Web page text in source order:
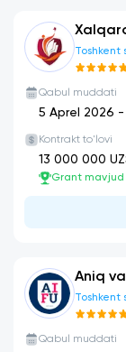
Toshkent
Qabul muddati
5 Aprel 2026 -
Kontrakt to'lovi
13 000 000
Grant mavjud
Aniq
Toshkent
Qabul muddati